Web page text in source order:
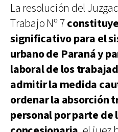
La resolución del
Trabajo Nº 7
significativo para el
urbano de Paraná y
laboral de los
admitir la medida
ordenar la absorción
personal por parte de